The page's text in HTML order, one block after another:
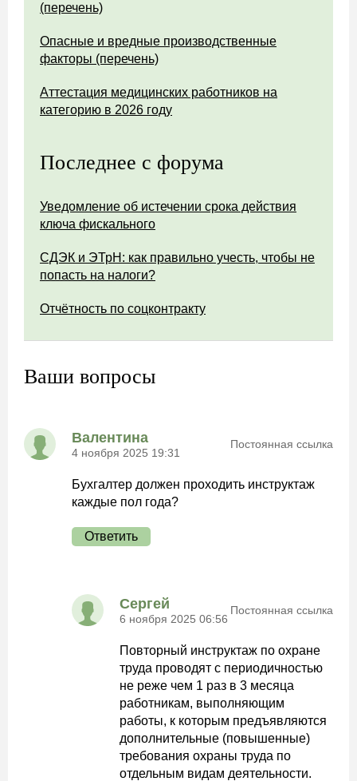
(перечень)
Опасные и вредные производственные
факторы (перечень)
Аттестация медицинских работников на
категорию в 2026 году
Последнее с форума
Уведомление об истечении срока действия
ключа фискального
СДЭК и ЭТрН: как правильно учесть, чтобы не
попасть на налоги?
Отчётность по соцконтракту
Ваши вопросы
Валентина
4 ноября 2025 19:31
Постоянная ссылка
Бухгалтер должен проходить инструктаж
каждые пол года?
Ответить
Сергей
6 ноября 2025 06:56
Постоянная ссылка
Повторный инструктаж по охране
труда проводят с периодичностью
не реже чем 1 раз в 3 месяца
работникам, выполняющим
работы, к которым предъявляются
дополнительные (повышенные)
требования охраны труда по
отдельным видам деятельности.